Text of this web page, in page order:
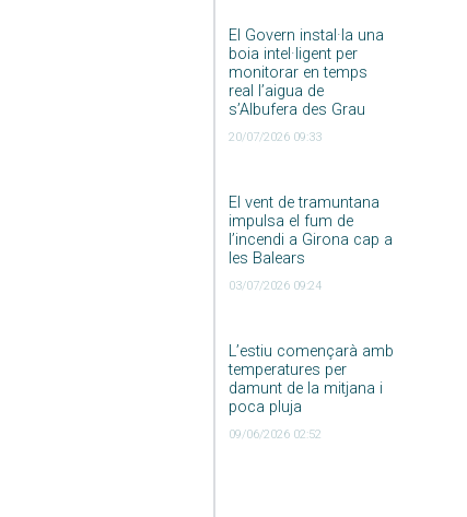
El Govern instal·la una
boia intel·ligent per
monitorar en temps
real l’aigua de
s’Albufera des Grau
20/07/2026 09:33
El vent de tramuntana
impulsa el fum de
l’incendi a Girona cap a
les Balears
03/07/2026 09:24
L’estiu començarà amb
temperatures per
damunt de la mitjana i
poca pluja
09/06/2026 02:52